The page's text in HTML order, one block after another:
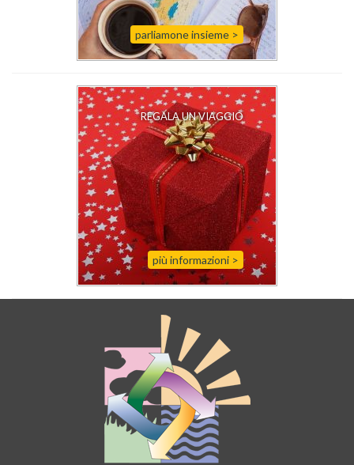
parliamone insieme >
REGALA UN VIAGGIO
più informazioni >